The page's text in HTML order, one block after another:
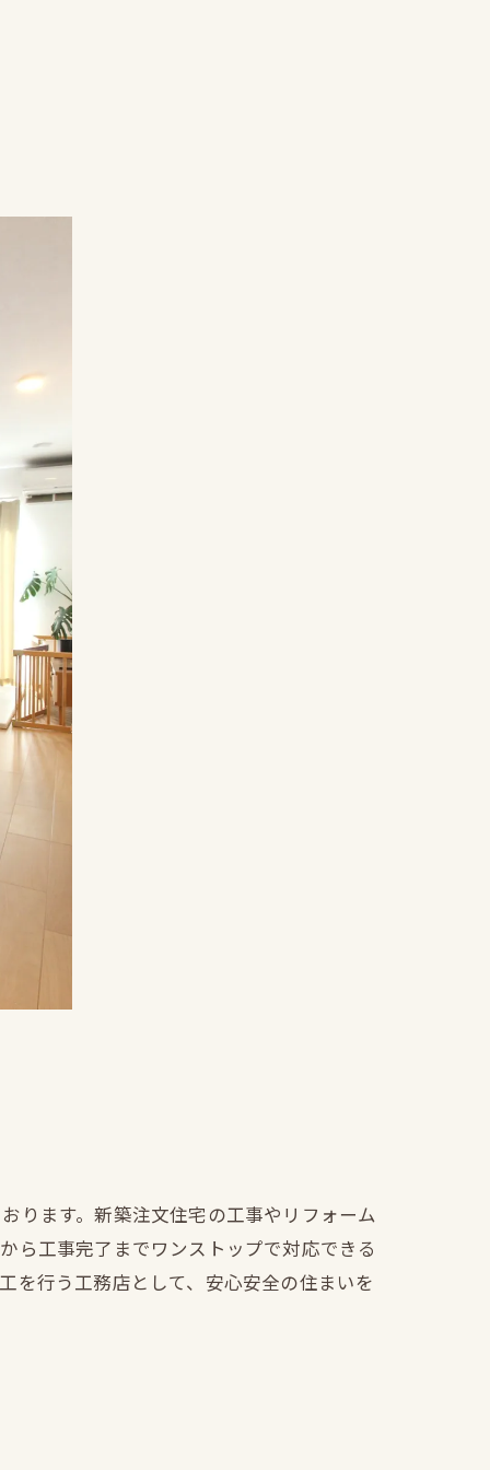
ります。新築注文住宅の工事やリフォーム
ら工事完了までワンストップで対応できる
を行う工務店として、安心安全の住まいを